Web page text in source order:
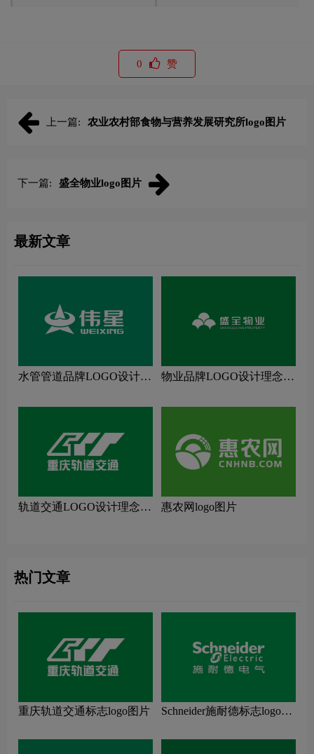
0 赞
上一篇: 农业农村部食物与营养发展研究所logo图片
下一篇: 盛全物业logo图片
最新文章
水管管道品牌LOGO设计理
物业品牌LOGO设计理念解
轨道交通LOGO设计理念解
惠农网logo图片
热门文章
重庆轨道交通标志logo图片
Schneider施耐德标志logo图